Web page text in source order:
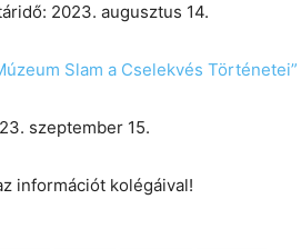
2023. augusztus 14.
Slam a Cselekvés Történetei”
szeptember 15.
információt kolégáival!